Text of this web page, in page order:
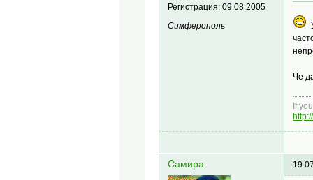
Регистрация:09.08.2005
Симферополь
Че
If
Самира